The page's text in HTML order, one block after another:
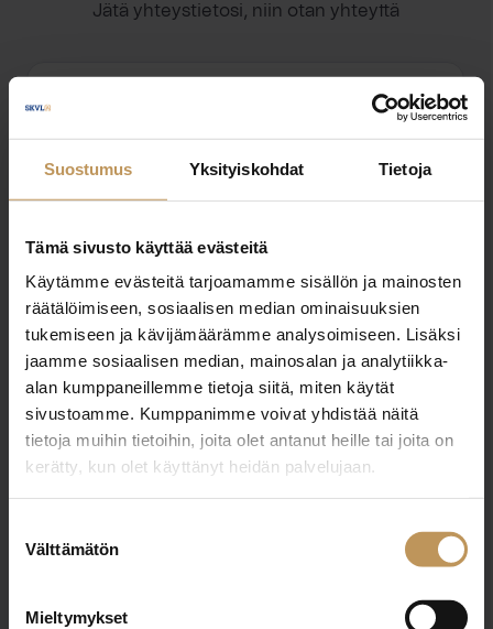
Suostumus Yksityiskohdat Tietoja
Tämä sivusto käyttää evästeitä
Käytämme evästeitä tarjoamamme sisällön ja mainosten
räätälöimiseen, sosiaalisen median ominaisuuksien
tukemiseen ja kävijämäärämme analysoimiseen. Lisäksi
jaamme sosiaalisen median, mainosalan ja analytiikka-
alan kumppaneillemme tietoja siitä, miten käytät
sivustoamme. Kumppanimme voivat yhdistää näitä
tietoja muihin tietoihin, joita olet antanut heille tai joita on
kerätty, kun olet käyttänyt heidän palvelujaan.
valinta
Välttämätön
Mieltymykset
Jätä yhteystietosi, niin otan yhteyttä
"*" näyttää pakolliset kentät
Aihe
Nimi*
Sähköposti